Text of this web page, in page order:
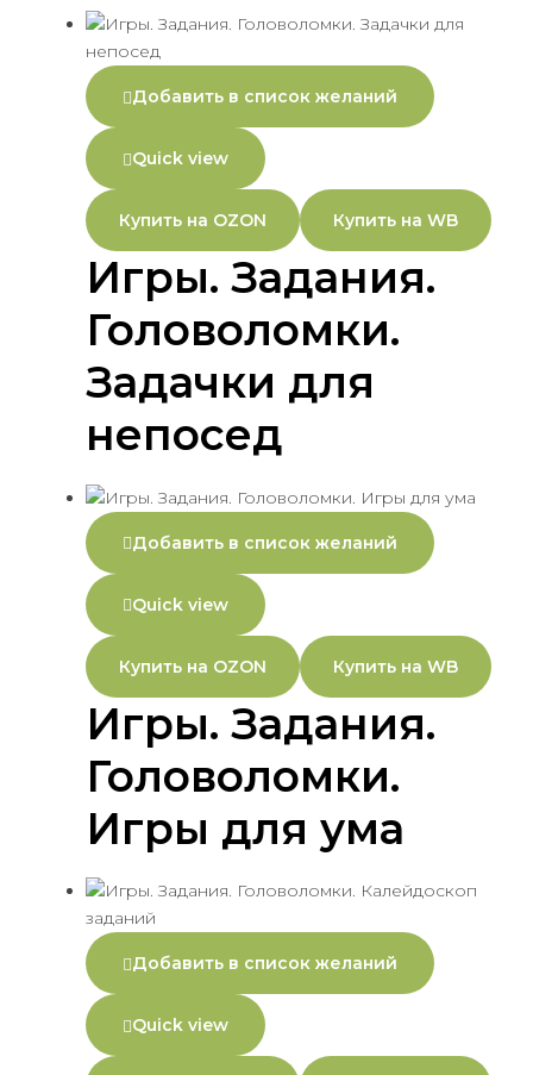
Добавить в список желаний
Quick view
Купить на OZON Купить на WB
Игры. Задания.
Головоломки.
Задачки для
непосед
Добавить в список желаний
Quick view
Купить на OZON Купить на WB
Игры. Задания.
Головоломки.
Игры для ума
Добавить в список желаний
Quick view